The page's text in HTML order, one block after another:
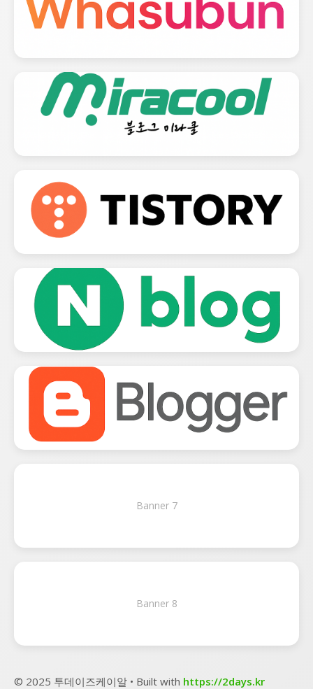
Banner 7
Banner 8
© 2025 투데이즈케이알 • Built with https://2days.kr